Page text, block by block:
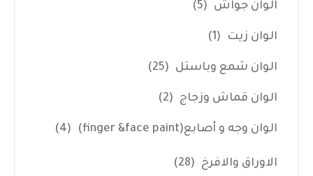
الوان جواش (5)
الوان زيت (1)
الوان شمع وباستل (25)
الوان قماش وزجاج (2)
الوان وجه و أصابع(finger &face paint) (4)
الاوراق والافرخ (28)